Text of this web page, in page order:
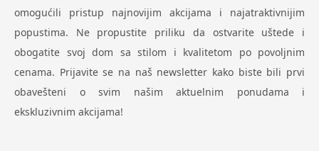
omogućili pristup najnovijim akcijama i najatraktivnijim
popustima. Ne propustite priliku da ostvarite uštede i
obogatite svoj dom sa stilom i kvalitetom po povoljnim
cenama. Prijavite se na naš newsletter kako biste bili prvi
obavešteni o svim našim aktuelnim ponudama i
ekskluzivnim akcijama!